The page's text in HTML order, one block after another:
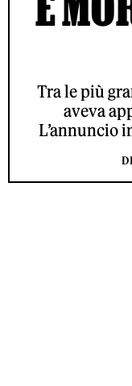
Tra le più
aveva
L’annuncio